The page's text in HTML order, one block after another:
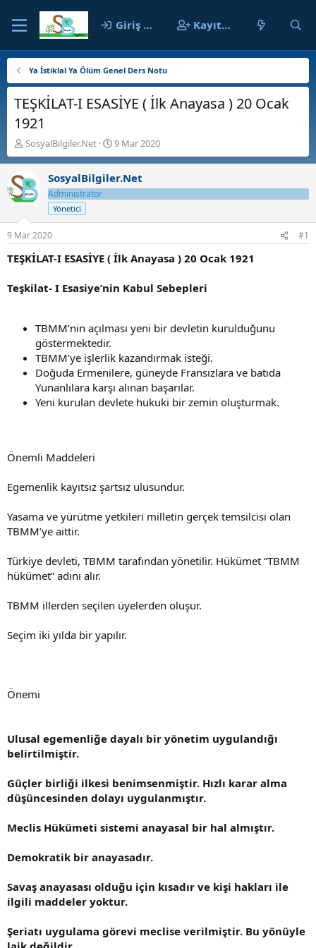
Giriş yap Kayıt ol
Ya İstiklal Ya Ölüm Genel Ders Notu
TEŞKİLAT-I ESASİYE ( İlk Anayasa ) 20 Ocak
1921
K
o
n
b
u
y
u
b
a
ş
a
t
SosyalBilgiler.Net
B
a
ş
l
ç
t
i
9 Mar 2020
SosyalBilgiler.Net
Administrator
Yönetici
9 Mar 2020 #1
TEŞKİLAT-I ESASİYE ( İlk Anayasa ) 20 Ocak 1921
Teşkilat- I Esasiye’nin Kabul Sebepleri
TBMM’nin açılması yeni bir devletin kurulduğunu
göstermektedir.
TBMM’ye işlerlik kazandırmak isteği.
Doğuda Ermenilere, güneyde Fransızlara ve batıda
Yunanlılara karşı alınan başarılar.
Yeni kurulan devlete hukuki bir zemin oluşturmak.
Önemli Maddeleri
Egemenlik kayıtsız şartsız ulusundur.
Yasama ve yürütme yetkileri milletin gerçek temsilcisi olan
TBMM’ye aittir.
Türkiye devleti, TBMM tarafından yönetilir. Hükümet “TBMM
hükümet” adını alır.
TBMM illerden seçilen üyelerden oluşur.
Seçim iki yılda bir yapılır.
Önemi
Ulusal egemenliğe dayalı bir yönetim uygulandığı
belirtilmiştir.
Güçler birliği ilkesi benimsenmiştir. Hızlı karar alma
düşüncesinden dolayı uygulanmıştır.
Meclis Hükümeti sistemi anayasal bir hal almıştır.
Demokratik bir anayasadır.
Savaş anayasası olduğu için kısadır ve kişi hakları ile
ilgili maddeler yoktur.
Şeriatı uygulama görevi meclise verilmiştir. Bu yönüyle